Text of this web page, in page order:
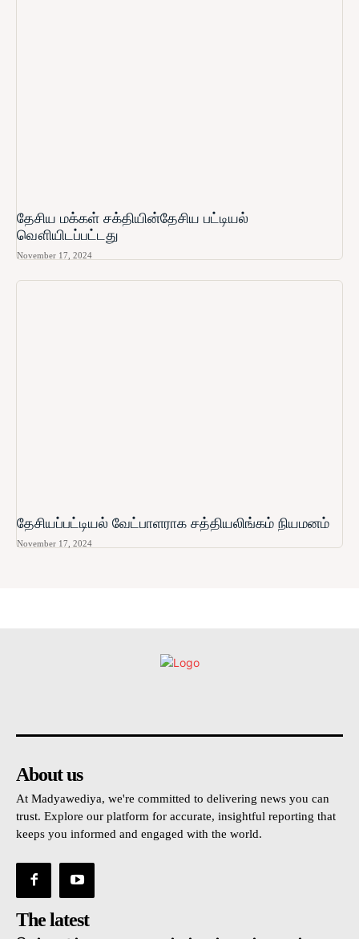
தேசிய மக்கள் சக்தியின்தேசிய பட்டியல்
வௌியிடப்பட்டது
November 17, 2024
தேசியப்பட்டியல் வேட்பாளராக சத்தியலிங்கம் நியமனம்
November 17, 2024
About us
At Madyawediya, we're committed to delivering news you can
trust. Explore our platform for accurate, insightful reporting that
keeps you informed and engaged with the world.
The latest